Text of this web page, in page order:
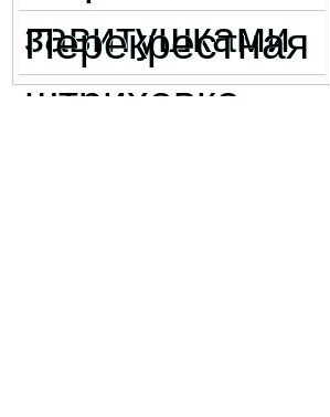
завитушками
Перекрестная
штриховка